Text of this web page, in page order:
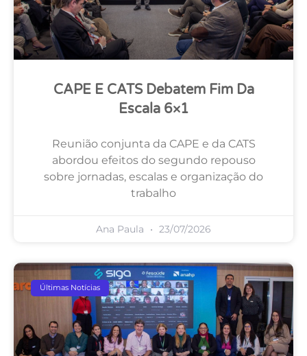
CAPE E CATS Debatem Fim Da
Escala 6×1
Reunião conjunta da CAPE e da CATS
abordou efeitos do segundo repouso
sobre jornadas, escalas e organização do
trabalho
Ana Paula 23/07/2026
Últimas Notícias